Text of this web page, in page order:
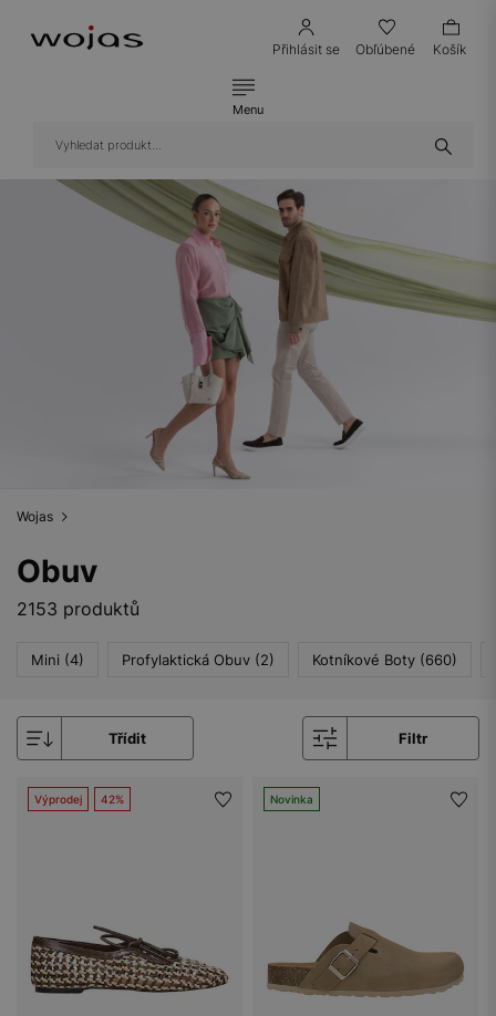
Přihlásit se Obľúbené Košík
Menu
Wojas
Obuv
2153 produktů
Mini (4) Profylaktická Obuv (2) Kotníkové Boty (660)
Třídit Filtr
Výprodej 42% Novinka